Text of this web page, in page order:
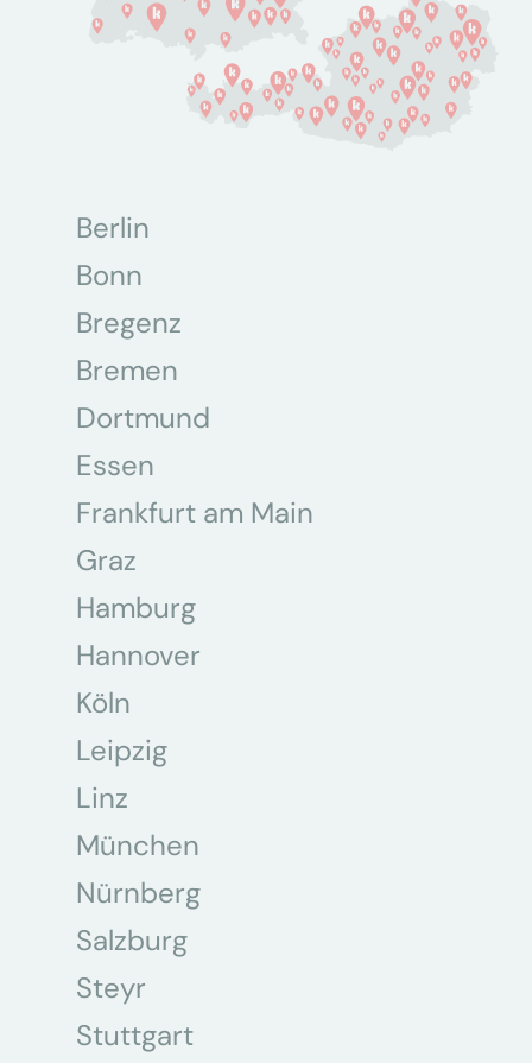
Berlin
Bonn
Bregenz
Bremen
Dortmund
Essen
Frankfurt am Main
Graz
Hamburg
Hannover
Köln
Leipzig
Linz
München
Nürnberg
Salzburg
Steyr
Stuttgart